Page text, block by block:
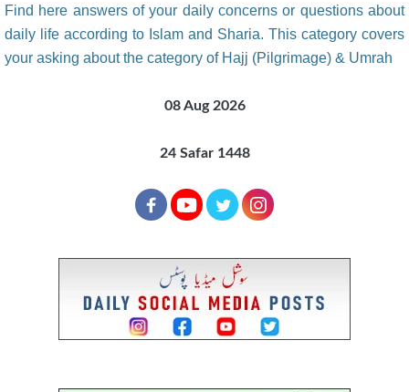
Find here answers of your daily concerns or questions about
daily life according to Islam and Sharia. This category covers
your asking about the category of Hajj (Pilgrimage) & Umrah
08 Aug 2026
24 Safar 1448